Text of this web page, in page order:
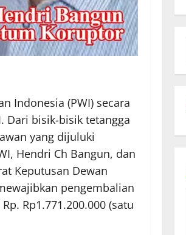
Indonesia (PWI) secara
Dari bisik-bisik tetangga
yang dijuluki
Hendri Ch Bangun, dan
Keputusan Dewan
pengembalian
Rp1.771.200.000 (satu